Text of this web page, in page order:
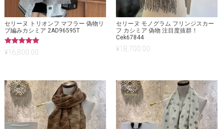
セリーヌ トリオンフ マフラー 偽物リ
ブ編みカシミア 2AD96595T
5段階中
5.00
¥16,800.00
セリーヌ モノグラム フリンジスカー
フ カシミア 偽物 注目度抜群！
Cek67844
¥18,700.00